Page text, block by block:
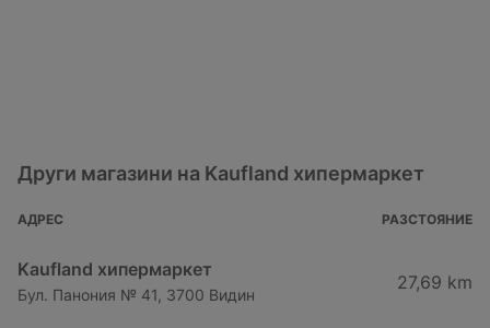
Други магазини на Kaufland хипермаркет
АДРЕС РАЗСТОЯНИЕ
Kaufland хипермаркет
Бул. Панония № 41, 3700 Видин
27,69 km